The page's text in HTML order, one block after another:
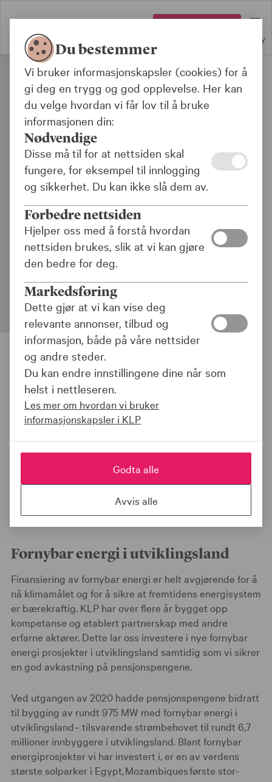
Meny
Bærekraft
Vi bygger ren energi
Investeringer i energi og energirelatert
infrastruktur har en langsiktighet som
godt. Det å bygge ny fornybar energi er
avgjørende for at fremtidens
energisystem skal bli bærekraftig og vi
får til omstillingen til et
lavutslippssamfunn.
KLP har over mange år bygget opp en stor
portefølje innenfor fornybar energi både i Norge og i
utlandet. Dette er en vinn-vinn situasjon for klima,
Fornybar energi i utviklingsland
Finansiering av fornybar energi er helt avgjørende for å
nå klimamålet og for å sikre at fremtidens energisystem
er bærekraftig. KLP har over flere år bygget opp
kompetanse og etablert partnerskap med andre
erfarne aktører. Dette lar oss investere i nye fornybar
energi prosjekter i utviklingsland samtidig som vi sikrer
en god avkastning på pensjonspengene.
Ved utgangen av 2020 hadde pensjonspengene bidratt
til bygging av rundt 975 MW med fornybar energi i
utviklingsland– tilsvarende strømbehovet til rundt 6,7
millioner innbyggere i utviklingsland. Blant fornybar
energiprosjekter vi har investert i, er en av verdens
største solparker i Egypt, Mozambiques første stor-
Du bestemmer
Vi bruker informasjonskapsler (cookies) for å
gi deg en trygg og god opplevelse. Her kan
du velge hvordan vi får lov til å bruke
informasjonen din:
Nødvendige
Disse må til for at nettsiden skal
fungere, for eksempel til innlogging
og sikkerhet. Du kan ikke slå dem av.
Forbedre nettsiden
Hjelper oss med å forstå hvordan
nettsiden brukes, slik at vi kan gjøre
den bedre for deg.
Markedsføring
Dette gjør at vi kan vise deg
relevante annonser, tilbud og
informasjon, både på våre nettsider
og andre steder.
Du kan endre innstillingene dine når som
helst i nettleseren.
Les mer om hvordan vi bruker
informasjonskapsler i KLP
Godta alle
Avvis alle